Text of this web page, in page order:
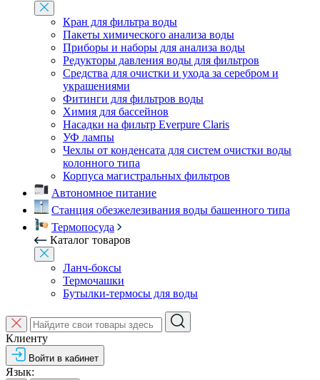
Кран для фильтра воды
Пакеты химического анализа воды
Приборы и наборы для анализа воды
Редукторы давления воды для фильтров
Средства для очистки и ухода за серебром и
украшениями
Фитинги для фильтров воды
Химия для бассейнов
Насадки на фильтр Everpure Claris
УФ лампы
Чехлы от конденсата для систем очистки воды
колонного типа
Корпуса магистральных фильтров
Автономное питание
Станция обезжелезивания воды башенного типа
Термопосуда
Каталог товаров
Ланч-боксы
Термочашки
Бутылки-термосы для воды
Клиенту
Войти в кабинет
Язык: